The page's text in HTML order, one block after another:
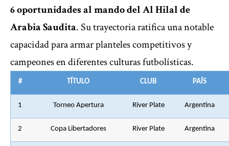
6 oportunidades al mando del Al Hilal de
Arabia Saudita. Su trayectoria ratifica una notable
capacidad para armar planteles competitivos y
campeones en diferentes culturas futbolísticas.
# TÍTULO CLUB PAÍS
1 Torneo Apertura River Plate Argentina
2 Copa Libertadores River Plate Argentina